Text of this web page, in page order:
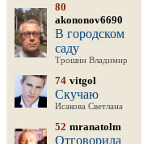
80
akononov6690
В городском
саду
Трошин Владимир
74 vitgol
Скучаю
Исакова Светлана
52 mranatolm
Отговорила